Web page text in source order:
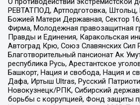
РЕВТАТПОД, Артподготовка, Штольц,
Божией Матери Державная, Сектор
Фирма, Молодежная правозащитная
Правды и Единения, Каракольская
Автоград Крю, Союз Славянских Сил
Благотворительный пансионат Ак
республика Русь, Арестантское
Башкорт, Нация и свобода, Нация и
Дафа, Иртыш Ultras, Русский
Новокузнецк/РПК, Сибирский
борьбы с коррупцией, Фонд защиты